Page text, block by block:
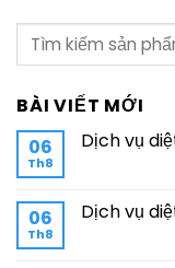
BÀI VIẾT MỚI
06
Th8
Dịch vụ
06
Th8
Dịch vụ